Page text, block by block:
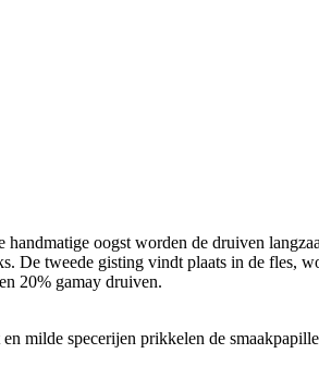
oogst worden de druiven
De tweede gisting vindt plaats in de fles,
20% gamay druiven.
milde specerijen prikkelen de